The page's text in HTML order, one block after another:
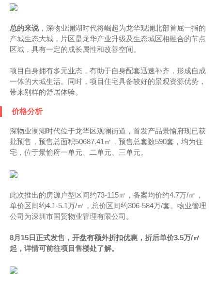
总的来说，深物业澜湖时代将崛起为龙华观澜北部首屈一指的
产城生态大城，片区是龙华产业升级及生态城区相融合的节点
区域，具有一定的成长属性和改善空间。
项目自身拥有多元业态，有助于自身配套迅速补齐，形成自成
一体的大城生活。同时，项目住宅具备较好的景观资源优势，
带来别样的舒居体验。
价格分析
深物业澜湖时代位于龙华区观澜街道，首发产品景愉府现已获
批预售，预售总面积50687.41㎡，预售总套数590套，均为住
宅，位于景愉府一单元、二单元、三单元。
此次推出的房源户型区间约73-115㎡，备案均价约4.7万/㎡，
单价区间约4.1-5.1万/㎡，总价区间约306-584万/套。物业管理
公司为深圳市国贸物业管理有限公司。
8月15日正式发售，开盘有额外折扣优惠，折后单价3.5万/㎡
起，详情可前往项目售楼处了解。